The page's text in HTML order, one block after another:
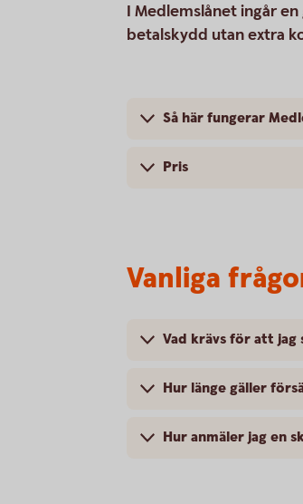
I Medlemslånet ingår
betalskydd utan extra
Så här fungerar
Pris
Vanliga
Vad krävs för att jag
Hur länge gäller
Hur anmäler jag en